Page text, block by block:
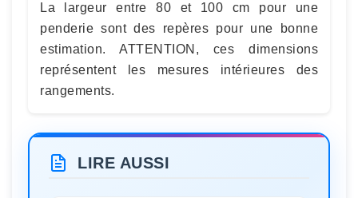
La largeur entre 80 et 100 cm pour une
penderie sont des repères pour une bonne
estimation. ATTENTION, ces dimensions
représentent les mesures intérieures des
rangements.
LIRE AUSSI